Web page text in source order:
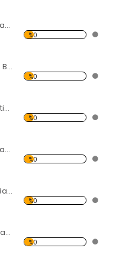
4'lü Kelebek Temalı Banyo Sticker
%0
Dallı ince ağaçTemalı Banyo Sticker
%0
Kadın Temalı Banyo Sticker
%0
Bıçaklı kadın Temalı Banyo Sticker
%0
Bıçaklı Adam Temalı Banyo Sticker
%0
9'lu papatya Temalı Banyo Sticker
%0